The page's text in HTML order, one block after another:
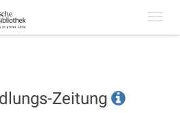
Zeitung